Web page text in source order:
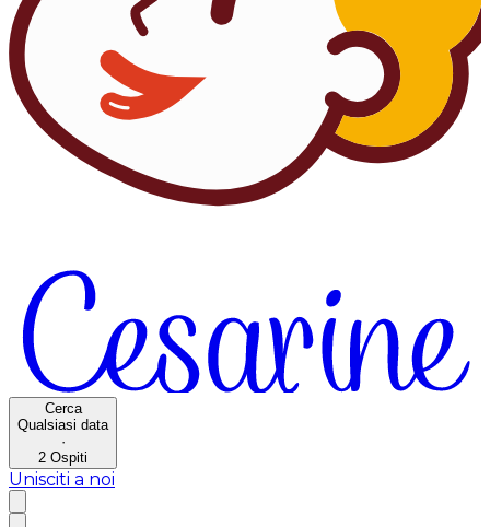
Cerca
Qualsiasi data
·
2 Ospiti
Unisciti a noi